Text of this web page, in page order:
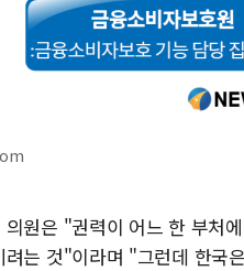
원은 "권력이 어느 한 부처
는 것"이라며 "그런데 한국